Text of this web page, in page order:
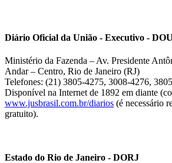
Diário Oficial da União - Executivo - DOU
Ministério da Fazenda – Av. Presidente
Andar – Centro, Rio de Janeiro (RJ)
Telefones: (21) 3805-4275, 3008-4276,
Disponível na Internet de 1892 em diante
www.jusbrasil.com.br/diarios (é necessário
gratuito).
Estado do Rio de Janeiro - DORJ